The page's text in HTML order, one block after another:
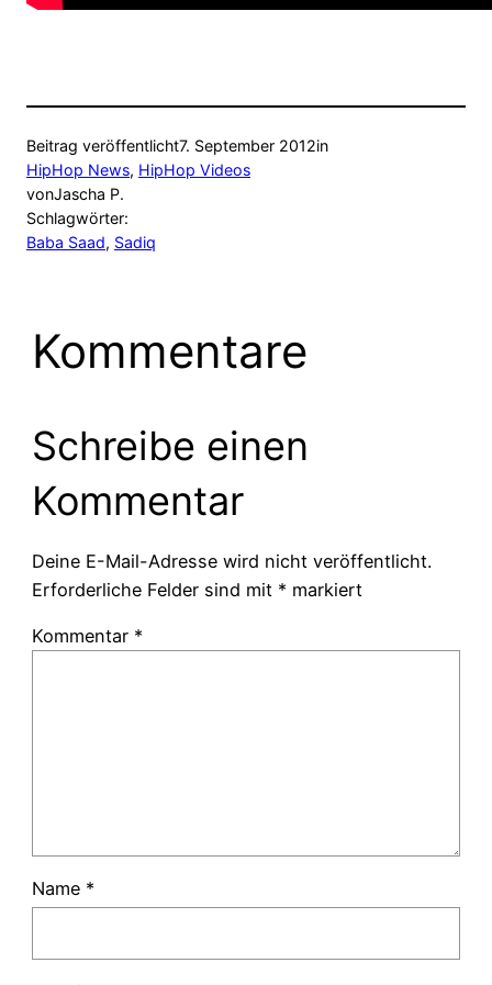
Beitrag veröffentlicht7. September 2012in
HipHop News, HipHop Videos
vonJascha P.
Schlagwörter:
Baba Saad, Sadiq
Kommentare
Schreibe einen
Kommentar
Deine E-Mail-Adresse wird nicht veröffentlicht.
Erforderliche Felder sind mit * markiert
Kommentar *
Name *